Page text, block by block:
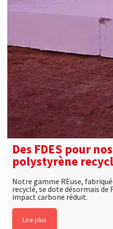
Des FDES pour
polystyrène
Notre gamme REuse,
recyclé, se dote désormais de
impact carbone réduit.
Lire plus